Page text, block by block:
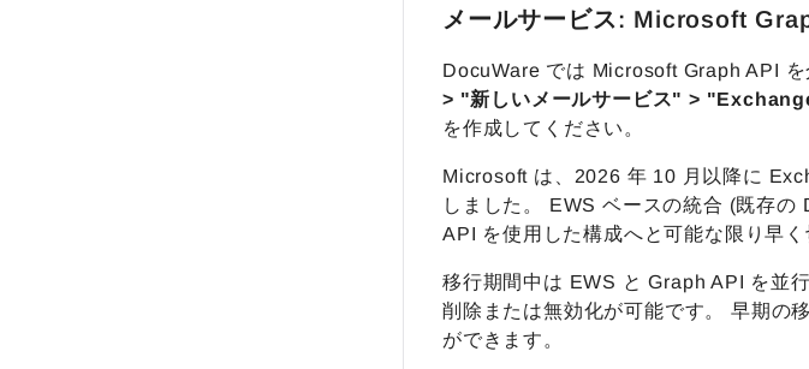
メールサービス: Microsoft
DocuWare では Microsoft Graph API
> "新しいメールサービス" >
を作成してください。
Microsoft は、2026 年 10 月以降に
しました。 EWS ベースの統合 (既存
API を使用した構成へと可能な限り早く
移行期間中は EWS と Graph API を並
削除または無効化が可能です。 早期の
ができます。